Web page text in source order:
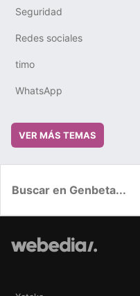
Seguridad
Redes sociales
timo
WhatsApp
VER MÁS TEMAS